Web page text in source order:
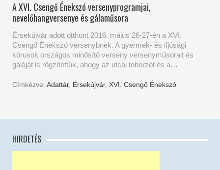
A XVI. Csengő Énekszó versenyprogramjai,
nevelőhangversenye és gálaműsora
Érsekújvár adott otthont 2016. május 26-27-én a XVI.
Csengő Énekszó versenybnek. A gyermek- és ifjúsági
kórusok országos minősítő verseny versenyműsorait és
gáláját is rögzítettük, ahogy az utcai toborzót és a…
Címkézve: Adattár, Érsekújvár, XVI. Csengő Énekszó
HIRDETÉS